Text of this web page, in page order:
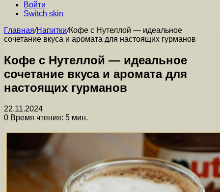
Войти
Switch skin
Главная/Напитки/Кофе с Нутеллой — идеальное
сочетание вкуса и аромата для настоящих гурманов
Кофе с Нутеллой — идеальное
сочетание вкуса и аромата для
настоящих гурманов
22.11.2024
0 Время чтения: 5 мин.